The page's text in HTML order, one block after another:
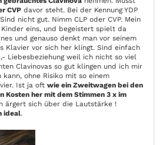
CVP davor steht. Bei der Kennung YDP
nicht gut. Nimm CLP oder CVP. Mein
eins, und begeistert spielt da
und genauso denkt man vor seinem
Klavier vor sich her klingt. Sind einfach
Liebesbeziehung weil ich nicht so viel
Clavinovas so gut klingen und ich mir
ohne Risiko mit so einem
Ist ja oft wie ein Zweitwagen bei den
Kosten her mit dem Stimmen 3 x im
ärgert sich über die Lautstärke !
ideal.